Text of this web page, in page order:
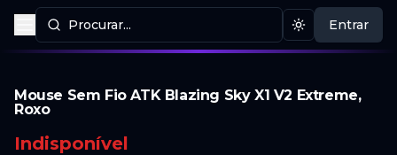
Procurar...
Procurar produtos Mudar tema
Entrar
Mouse Sem Fio ATK Blazing Sky X1 V2 Extreme,
Roxo
Indisponível